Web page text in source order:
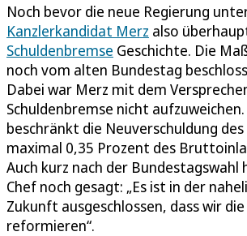
Noch bevor die neue Regierung
Kanzlerkandidat Merz also
Schuldenbremse Geschichte. Die
noch vom alten Bundestag
Dabei war Merz mit dem
Schuldenbremse nicht
beschränkt die Neuverschuldung
maximal 0,35 Prozent des
Auch kurz nach der Bundestagswahl
Chef noch gesagt: „Es ist in der
Zukunft ausgeschlossen, dass wir
reformieren“.